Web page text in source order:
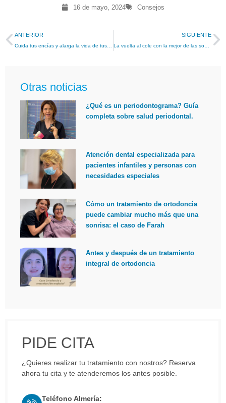
16 de mayo, 2024 Consejos
ANTERIOR SIGUIENTE
La vuelta al cole con la mejor de las sonrisas
Otras noticias
¿Qué es un periodontograma? Guía
completa sobre salud periodontal.
Atención dental especializada para
pacientes infantiles y personas con
necesidades especiales
Cómo un tratamiento de ortodoncia
puede cambiar mucho más que una
sonrisa: el caso de Farah
Antes y después de un tratamiento
integral de ortodoncia
PIDE CITA
¿Quieres realizar tu tratamiento con nostros? Reserva
ahora tu cita y te atenderemos los antes posible.
Teléfono Almería: